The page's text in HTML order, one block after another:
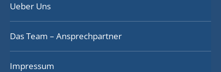
Ueber Uns
Das Team – Ansprechpartner
Impressum